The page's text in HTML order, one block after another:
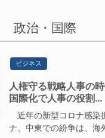
政治・国際
ビジネス
人権守る戦略人事の
国際化で人事の役割…
近年の新型コロナ感染
ナ、中東での紛争は、海